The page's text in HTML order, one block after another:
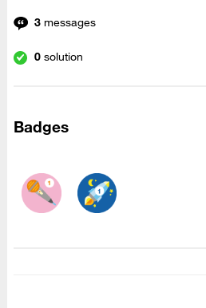
3 messages
0 solution
Badges